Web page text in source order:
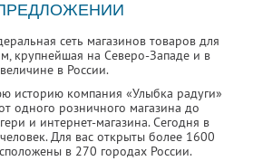
сеть магазинов товаров для
крупнейшая на Северо-Западе и в
в России.
историю компания «Улыбка радуги»
одного розничного магазина до
и интернет-магазина. Сегодня в
Для вас открыты более 1600
в 270 городах России.